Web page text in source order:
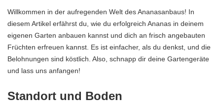
Willkommen in der aufregenden Welt des Ananasanbaus! In
diesem Artikel erfährst du, wie du erfolgreich Ananas in deinem
eigenen Garten anbauen kannst und dich an frisch angebauten
Früchten erfreuen kannst. Es ist einfacher, als du denkst, und die
Belohnungen sind köstlich. Also, schnapp dir deine Gartengeräte
und lass uns anfangen!
Standort und Boden